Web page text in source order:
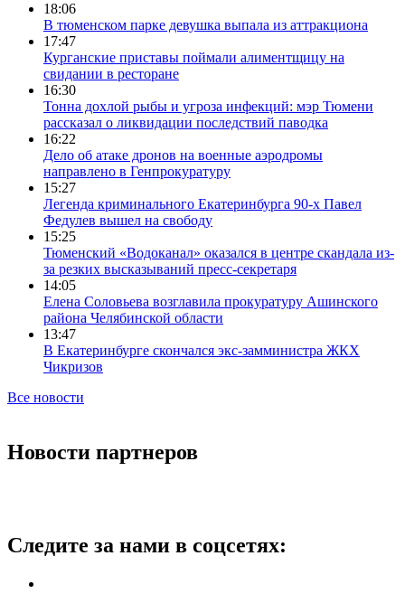
18:06
В тюменском парке девушка выпала из аттракциона
17:47
Курганские приставы поймали алиментщицу на
свидании в ресторане
16:30
Тонна дохлой рыбы и угроза инфекций: мэр Тюмени
рассказал о ликвидации последствий паводка
16:22
Дело об атаке дронов на военные аэродромы
направлено в Генпрокуратуру
15:27
Легенда криминального Екатеринбурга 90-х Павел
Федулев вышел на свободу
15:25
Тюменский «Водоканал» оказался в центре скандала из-
за резких высказываний пресс-секретаря
14:05
Елена Соловьева возглавила прокуратуру Ашинского
района Челябинской области
13:47
В Екатеринбурге скончался экс-замминистра ЖКХ
Чикризов
Все новости
Новости партнеров
Следите за нами в соцсетях: